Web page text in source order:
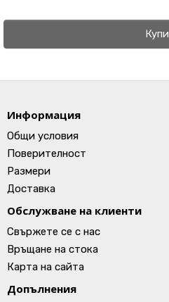
Купи
Информация
Общи условия
Поверителност
Размери
Доставка
Обслужване на клиенти
Свържете се с нас
Връщане на стока
Карта на сайта
Допълнения